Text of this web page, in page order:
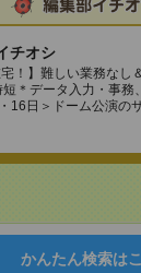
チオシ
宅！】難しい業務な
＊データ入力・事務
16日＞ドーム公演の
かんたん検索は